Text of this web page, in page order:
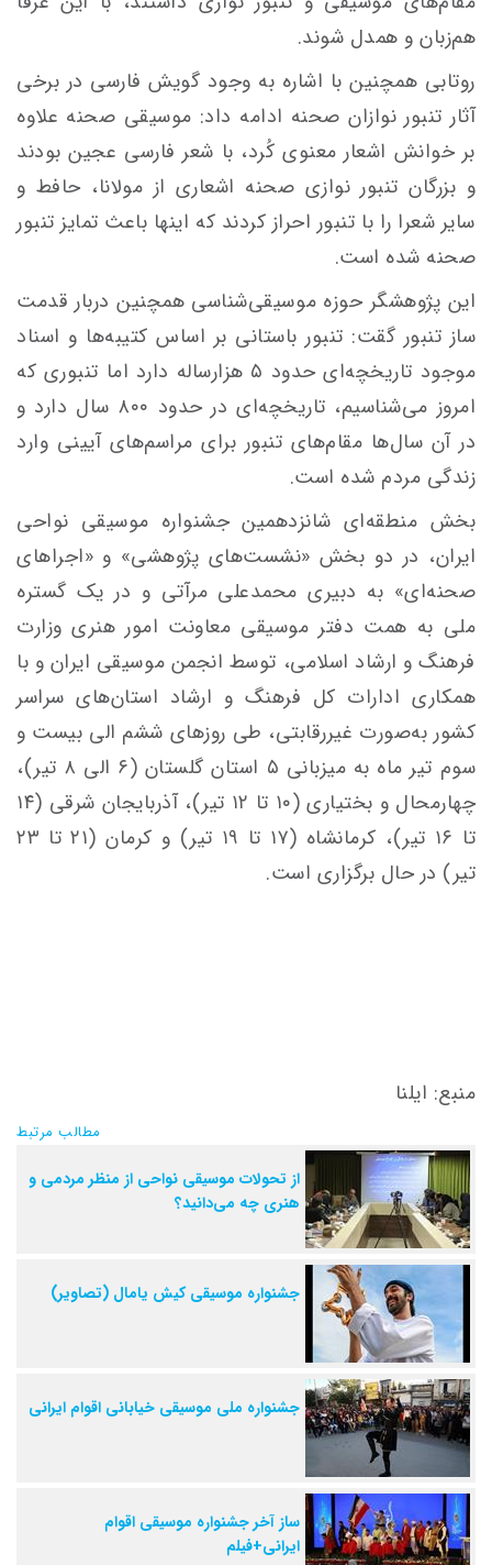
هم‌زبان و همدل شوند.
روتابی همچنین با اشاره به وجود گویش فارسی در برخی
آثار تنبور نوازان صحنه ادامه داد: موسیقی صحنه علاوه
بر خوانش اشعار معنوی کُرد، با شعر فارسی عجین بودند
و بزرگان تنبور نوازی صحنه اشعاری از مولانا، حافط و
سایر شعرا را با تنبور احراز کردند که اینها باعث تمایز تنبور
صحنه شده است.
این پژوهشگر حوزه موسیقی‌شناسی همچنین دربار قدمت
ساز تنبور گقت: تنبور باستانی بر اساس کتیبه‌ها و اسناد
موجود تاریخچه‌ای حدود ۵ هزارساله دارد اما تنبوری که
امروز می‌شناسیم، تاریخچه‌ای در حدود ۸۰۰ سال دارد و
در آن سال‌ها مقام‌های تنبور برای مراسم‌های آیینی وارد
زندگی مردم شده است.
بخش منطقه‌ای شانزدهمین جشنواره موسیقی نواحی
ایران، در دو بخش «نشست‌های پژوهشی» و «اجراهای
صحنه‌ای» به دبیری محمدعلی مرآتی و در یک گستره
ملی به همت دفتر موسیقی معاونت امور هنری وزارت
فرهنگ و ارشاد اسلامی، توسط انجمن موسیقی ایران و با
همکاری ادارات کل فرهنگ و ارشاد استان‌های سراسر
کشور به‌صورت غیررقابتی، طی روزهای ششم الی بیست و
سوم تیر ماه به میزبانی ۵ استان گلستان (۶ الی ۸ تیر)،
چهارمحال و بختیاری (۱۰ تا ۱۲ تیر)، آذربایجان شرقی (۱۴
تا ۱۶ تیر)، کرمانشاه (۱۷ تا ۱۹ تیر) و کرمان (۲۱ تا ۲۳
تیر) در حال برگزاری است.
منبع: ایلنا
مطالب مرتبط
از تحولات موسیقی نواحی از منظر مردمی و
هنری چه می‌دانید؟
جشنواره‌ موسیقی کیش یامال (تصاویر)
جشنواره ملی موسیقی خیابانی اقوام ایرانی
ساز آخر جشنواره موسیقی اقوام
ایرانی+فیلم